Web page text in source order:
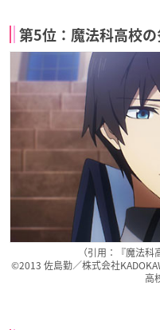
第5位：魔法科高校
（引用：『魔法科
©2013 佐島勤／株式会社
高